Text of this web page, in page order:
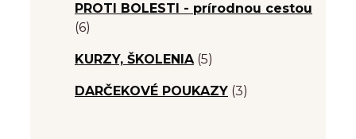
PROTI BOLESTI - prírodnou cestou
(6)
KURZY, ŠKOLENIA (5)
DARČEKOVÉ POUKAZY (3)